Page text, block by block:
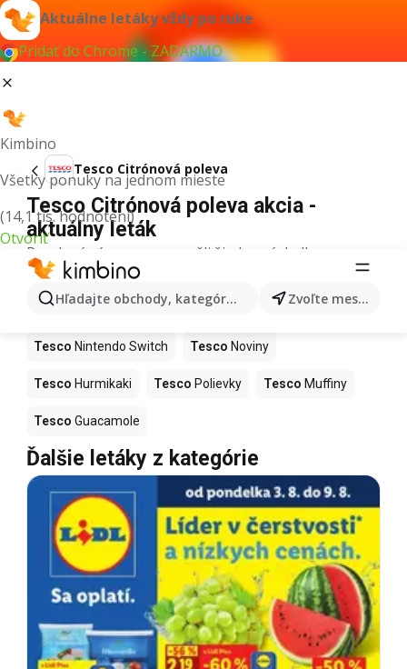
Aktuálne letáky vždy po ruke
Pridať do Chrome - ZADARMO
Kimbino
Všetky ponuky na jednom mieste
(14,1 tis. hodnotení)
Otvoriť
Hľadajte obchody, kategórie, produkty... Zvoľte mesto
Tesco Citrónová poleva
Tesco Citrónová poleva akcia -
aktuálny leták
Pre daný výraz sme nenašli žiadne výsledky.
Ďalšie produkty v obchodoch Tesco
Tesco Kapor Tesco Ashwagandha
Tesco Nintendo Switch Tesco Noviny
Tesco Hurmikaki Tesco Polievky Tesco Muffiny
Tesco Guacamole
Ďalšie letáky z kategórie